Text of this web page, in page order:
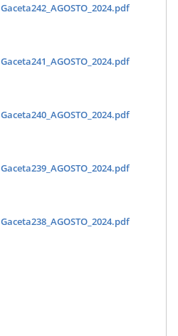
Gaceta242_AGOSTO_2024.pdf
Gaceta241_AGOSTO_2024.pdf
Gaceta240_AGOSTO_2024.pdf
Gaceta239_AGOSTO_2024.pdf
Gaceta238_AGOSTO_2024.pdf